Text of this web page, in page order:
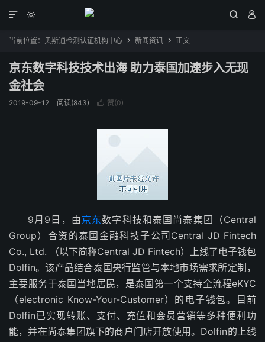
  

当前位置： 贝斯通检测认证机构中心  新闻资讯  正文
京东数字科技技术出海 助力泰国加速步入无现
金社会
2019-09-12 阅读(843)  赞(0)
9月9日，由京东数字科技和泰国尚泰集团（Central
Group）合资的泰国金融科技子公司Central JD Fintech
Co., Ltd. （以下简称Central JD Fintech）上线了电子钱包
Dolfin。该产品结合泰国央行监管与本地市场需求所定制，
主要服务于泰国当地居民，是泰国第一个支持全流程eKYC
（electronic Know-Your-Customer）的电子钱包。目前
Dolfin已实现转账、支付、充值和会员营销等多种便利功
能，并在尚泰集团旗下的商户门店开放使用。Dolfin的上线